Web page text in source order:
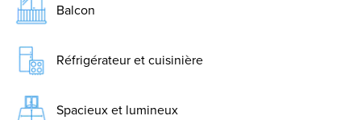
Balcon
Réfrigérateur et cuisinière
Spacieux et lumineux